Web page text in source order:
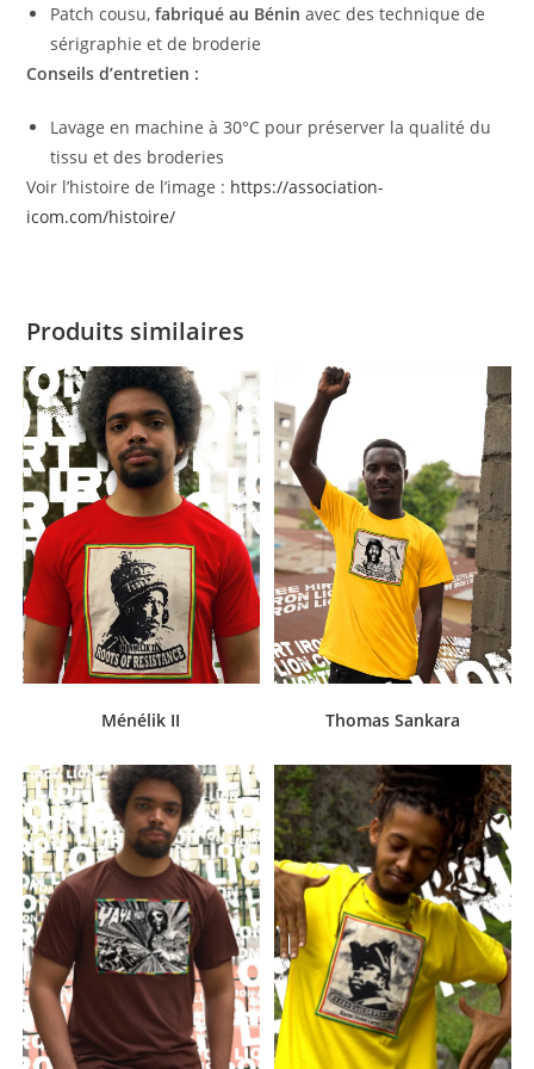
Patch cousu,fabriqué au Bénin avec des technique de
sérigraphie et de broderie
Conseils d’entretien :
Lavage en machine à 30°C pour préserver la qualité du
tissu et des broderies
Voir l’histoire de l’image : https://association-
icom.com/histoire/
Produits similaires
Ménélik II Thomas Sankara